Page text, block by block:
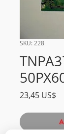
SKU: 228
23,45 US$